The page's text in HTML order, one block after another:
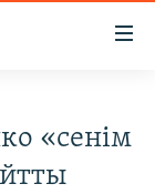
«сенім